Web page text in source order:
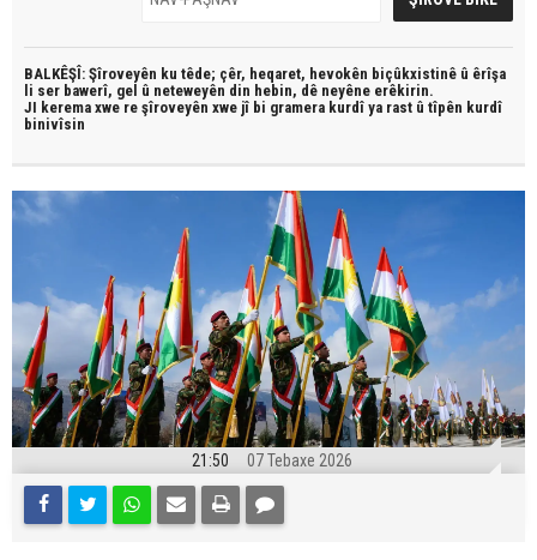
BALKÊŞÎ: Şîroveyên ku têde; çêr, heqaret, hevokên biçûkxistinê û êrîşa
li ser bawerî, gel û neteweyên din hebin, dê neyêne erêkirin.
JI kerema xwe re şîroveyên xwe jî bi gramera kurdî ya rast û tîpên kurdî
binivîsin
21:50 07 Tebaxe 2026